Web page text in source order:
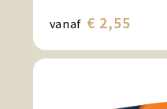
vanaf € 2,55